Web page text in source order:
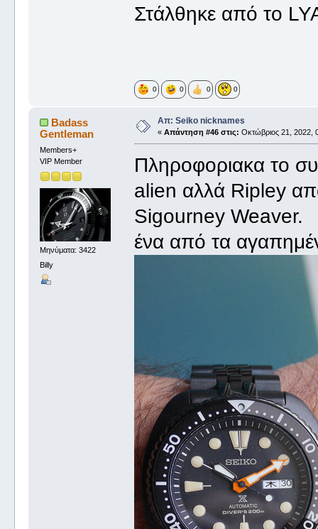
Στάλθηκε από το
0 0 0 0
Badass
Gentleman
Members+
VIP Member
Μηνύματα: 3422
Billy
Απ: Seiko nicknames
« Απάντηση #46 στις: Οκτώβριος 21, 2022,
Πληροφοριακα το
alien αλλά Ripley
Sigourney Weaver.
ένα από τα